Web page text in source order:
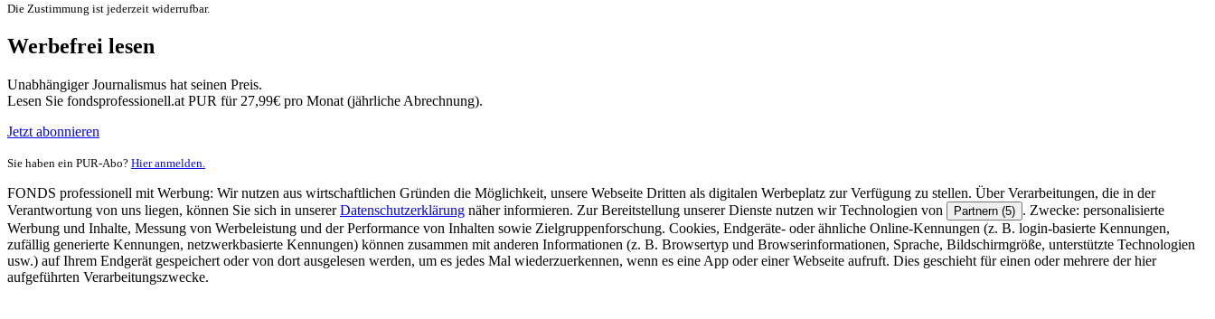
Die Zustimmung ist jederzeit widerrufbar.
Werbefrei lesen
Unabhängiger Journalismus hat seinen Preis.
Lesen Sie fondsprofessionell.at PUR für 27,99€ pro Monat (jährliche Abrechnung).
Jetzt abonnieren
Sie haben ein PUR-Abo? Hier anmelden.
FONDS professionell mit Werbung: Wir nutzen aus wirtschaftlichen Gründen die Möglichkeit, unsere Webseite Dritten als digitalen Werbeplatz zur Verfügung zu stellen. Über Verarbeitungen, die in der
Verantwortung von uns liegen, können Sie sich in unsererDatenschutzerklärung näher informieren. Zur Bereitstellung unserer Dienste nutzen wir Technologien von Partnern (5) . Zwecke: personalisierte
Werbung und Inhalte, Messung von Werbeleistung und der Performance von Inhalten sowie Zielgruppenforschung. Cookies, Endgeräte- oder ähnliche Online-Kennungen (z. B. login-basierte Kennungen,
zufällig generierte Kennungen, netzwerkbasierte Kennungen) können zusammen mit anderen Informationen (z. B. Browsertyp und Browserinformationen, Sprache, Bildschirmgröße, unterstützte Technologien
usw.) auf Ihrem Endgerät gespeichert oder von dort ausgelesen werden, um es jedes Mal wiederzuerkennen, wenn es eine App oder einer Webseite aufruft. Dies geschieht für einen oder mehrere der hier
aufgeführten Verarbeitungszwecke.